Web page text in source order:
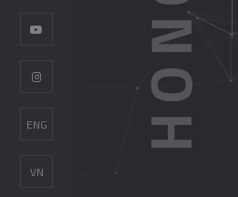
ENG
VN